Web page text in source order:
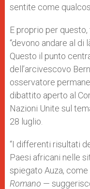
sentite come
E proprio per
“devono andare al di
Questo il punto
dell’arcivescovo
osservatore
dibattito aperto al
Nazioni Unite sul
28 luglio.
“I differenti risultati
Paesi africani nelle
spiegato Auza,
Romano —